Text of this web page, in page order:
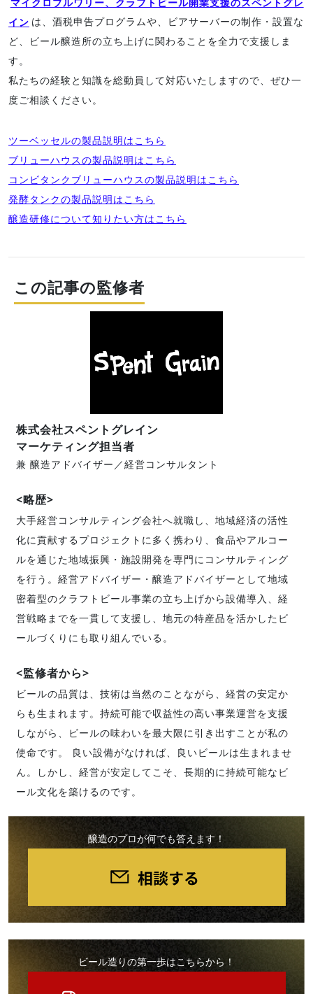
イン は、酒税申告プログラムや、ビアサーバーの制作・設置な
ど、ビール醸造所の立ち上げに関わることを全力で支援しま
す。
私たちの経験と知識を総動員して対応いたしますので、ぜひ一
度ご相談ください。
ツーベッセルの製品説明はこちら
ブリューハウスの製品説明はこちら
コンビタンクブリューハウスの製品説明はこちら
発酵タンクの製品説明はこちら
醸造研修について知りたい方はこちら
この記事の監修者
株式会社スペントグレイン
マーケティング担当者
兼 醸造アドバイザー／経営コンサルタント
<略歴>
大手経営コンサルティング会社へ就職し、地域経済の活性
化に貢献するプロジェクトに多く携わり、食品やアルコー
ルを通じた地域振興・施設開発を専門にコンサルティング
を行う。経営アドバイザー・醸造アドバイザーとして地域
密着型のクラフトビール事業の立ち上げから設備導入、経
営戦略までを一貫して支援し、地元の特産品を活かしたビ
ールづくりにも取り組んでいる。
<監修者から>
ビールの品質は、技術は当然のことながら、経営の安定か
らも生まれます。持続可能で収益性の高い事業運営を支援
しながら、ビールの味わいを最大限に引き出すことが私の
使命です。 良い設備がなければ、良いビールは生まれませ
ん。しかし、経営が安定してこそ、長期的に持続可能なビ
ール文化を築けるのです。
醸造のプロが何でも答えます！
ビール造りの第一歩はこちらから！